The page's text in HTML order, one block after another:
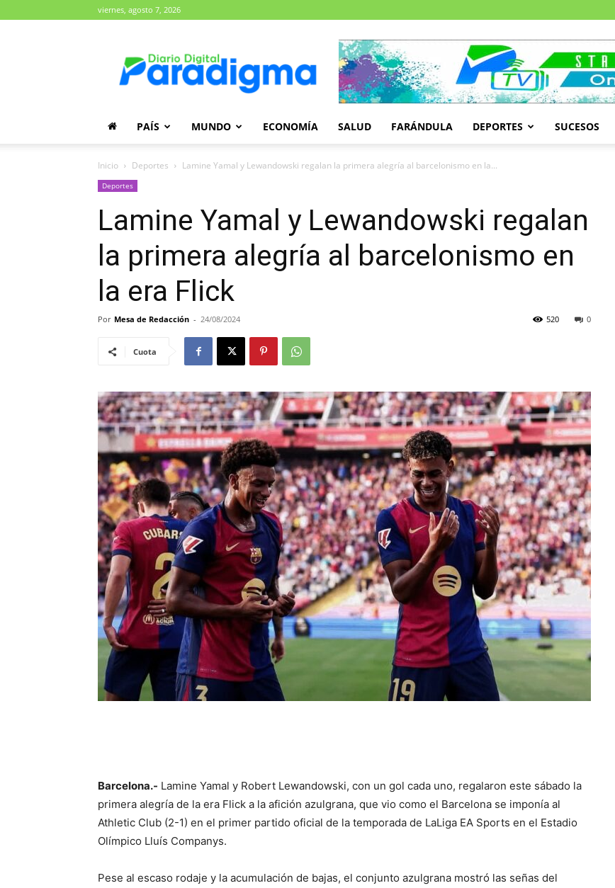
viernes, agosto 7, 2026
Paradigma
PAÍS MUNDO ECONOMÍA SALUD FARÁNDULA DEPORTES SUCESOS
Inicio Deportes Lamine Yamal y Lewandowski regalan la primera alegría al barcelonismo en la...
Deportes
Lamine Yamal y Lewandowski regalan
la primera alegría al barcelonismo en
la era Flick
Por Mesa de Redacción - 24/08/2024 0
520
Cuota
Barcelona.- Lamine Yamal y Robert Lewandowski, con un gol cada uno, regalaron este sábado la
primera alegría de la era Flick a la afición azulgrana, que vio como el Barcelona se imponía al
Athletic Club (2-1) en el primer partido oficial de la temporada de LaLiga EA Sports en el Estadio
Olímpico Lluís Companys.
Pese al escaso rodaje y la acumulación de bajas, el conjunto azulgrana mostró las señas del